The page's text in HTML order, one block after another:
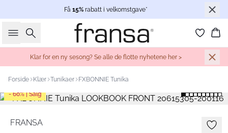
Få 15% rabatt i velkomstgave*
Søk
Klar for en ny sesong? Se alle de flotte nyhetene her >
Forside Klær Tunikaer FXBONNIE Tunika
- 60% | Salg
FRANSA